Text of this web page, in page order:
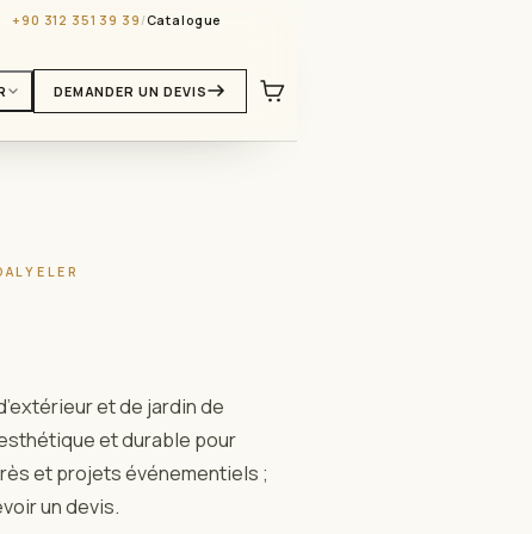
+90 312 351 39 39 /Catalogue
DEMANDER UN DEVIS
et de jardin de
et durable pour
et projets événementiels ;
un devis.